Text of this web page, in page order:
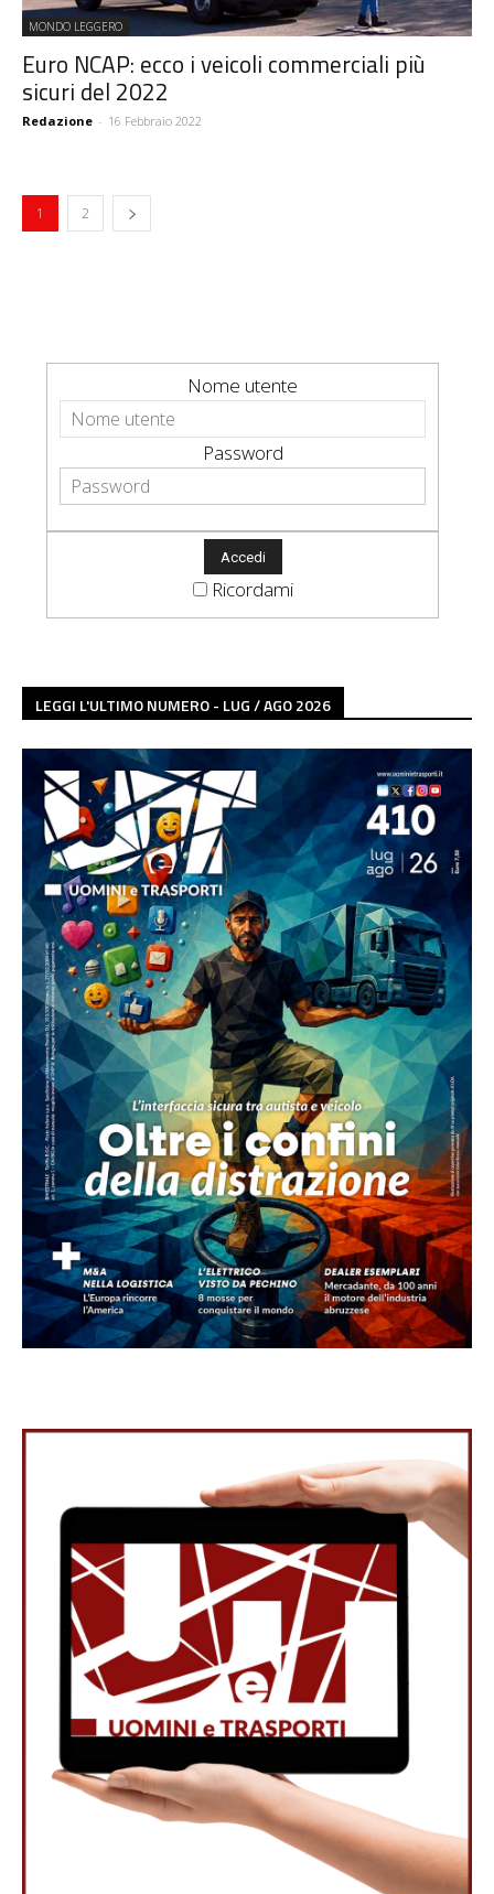
MONDO LEGGERO
Euro NCAP: ecco i veicoli commerciali più
sicuri del 2022
Redazione - 16 Febbraio 2022
1 2
Nome utente
Password
Ricordami
LEGGI L'ULTIMO NUMERO - LUG / AGO 2026